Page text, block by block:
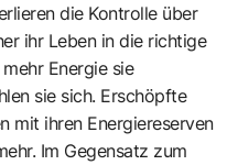
die Kontrolle über
ihr Leben in die richtige
Energie sie
sie sich. Erschöpfte
mit ihren Energiereserven
Im Gegensatz zum